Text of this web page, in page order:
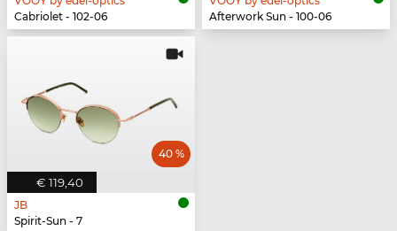
Cabriolet - 102-06
Afterwork Sun - 100-06
€ 119,40
40 %
JB
Spirit-Sun - 7